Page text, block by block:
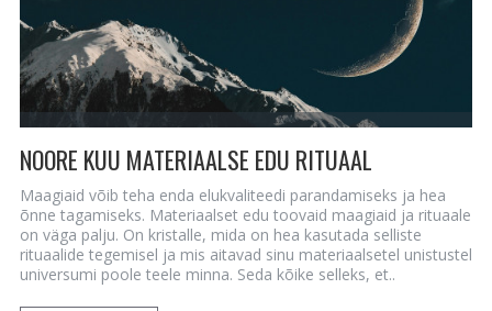
NOORE KUU MATERIAALSE EDU RITUAAL
Maagiaid võib teha enda elukvaliteedi parandamiseks ja hea
õnne tagamiseks. Materiaalset edu toovaid maagiaid ja rituaale
on väga palju. On kristalle, mida on hea kasutada selliste
rituaalide tegemisel ja mis aitavad sinu materiaalsetel unistustel
universumi poole teele minna. Seda kõike selleks, et..